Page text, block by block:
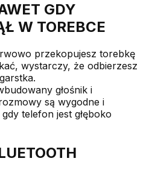
GDY
W TOREBCE
przekopujesz torebkę
wystarczy, że odbierzesz
głośnik i
są wygodne i
telefon jest głęboko